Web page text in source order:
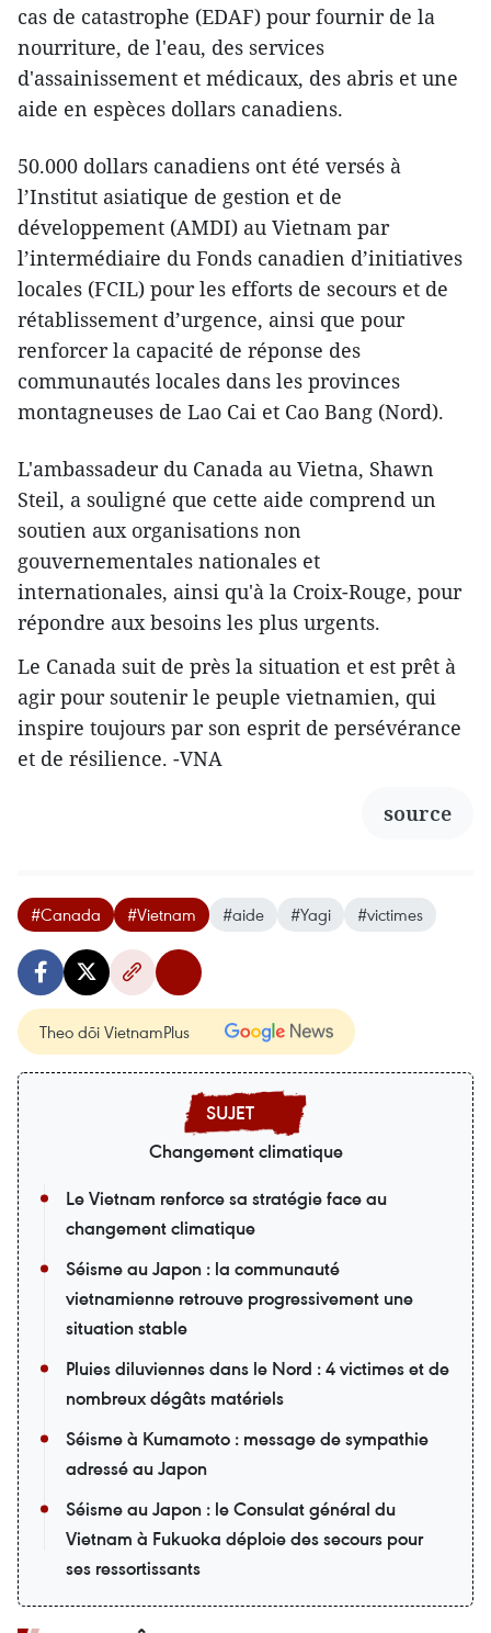
cas de catastrophe (EDAF) pour fournir de la
nourriture, de l'eau, des services
d'assainissement et médicaux, des abris et une
aide en espèces dollars canadiens.
50.000 dollars canadiens ont été versés à
l’Institut asiatique de gestion et de
développement (AMDI) au Vietnam par
l’intermédiaire du Fonds canadien d’initiatives
locales (FCIL) pour les efforts de secours et de
rétablissement d’urgence, ainsi que pour
renforcer la capacité de réponse des
communautés locales dans les provinces
montagneuses de Lao Cai et Cao Bang (Nord).
L'ambassadeur du Canada au Vietna, Shawn
Steil, a souligné que cette aide comprend un
soutien aux organisations non
gouvernementales nationales et
internationales, ainsi qu'à la Croix-Rouge, pour
répondre aux besoins les plus urgents.
Le Canada suit de près la situation et est prêt à
agir pour soutenir le peuple vietnamien, qui
inspire toujours par son esprit de persévérance
et de résilience. -VNA
source
#Canada #Vietnam #aide #Yagi #victimes
Theo dõi VietnamPlus
Changement climatique
Le Vietnam renforce sa stratégie face au
changement climatique
Séisme au Japon : la communauté
vietnamienne retrouve progressivement une
situation stable
Pluies diluviennes dans le Nord : 4 victimes et de
nombreux dégâts matériels
Séisme à Kumamoto : message de sympathie
adressé au Japon
Séisme au Japon : le Consulat général du
Vietnam à Fukuoka déploie des secours pour
ses ressortissants